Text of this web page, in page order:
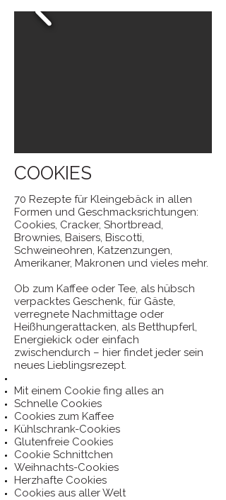
COOKIES
70 Rezepte für Kleingebäck in allen
Formen und Geschmacksrichtungen:
Cookies, Cracker, Shortbread,
Brownies, Baisers, Biscotti,
Schweineohren, Katzenzungen,
Amerikaner, Makronen und vieles mehr.
Ob zum Kaffee oder Tee, als hübsch
verpacktes Geschenk, für Gäste,
verregnete Nachmittage oder
Heißhungerattacken, als Betthupferl,
Energiekick oder einfach
zwischendurch – hier findet jeder sein
neues Lieblingsrezept.
Mit einem Cookie fing alles an
Schnelle Cookies
Cookies zum Kaffee
Kühlschrank-Cookies
Glutenfreie Cookies
Cookie Schnittchen
Weihnachts-Cookies
Herzhafte Cookies
Cookies aus aller Welt